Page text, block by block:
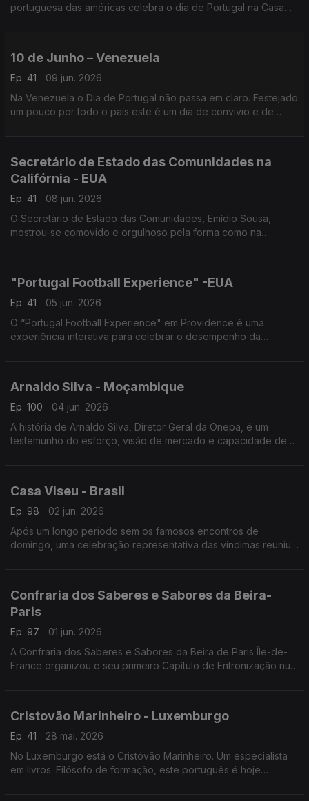
portuguesa das américas celebra o dia de Portugal na Casa
10 de Junho – Venezuela
Ep. 41
09 jun. 2026
Na Venezuela o Dia de Portugal não passa em claro. Festejado
um pouco por todo o país este é um dia de convívio e de
Secretário de Estado das Comunidades na
Califórnia - EUA
Ep. 41
08 jun. 2026
O Secretário de Estado das Comunidades, Emídio Sousa,
mostrou-se comovido e orgulhoso pela forma como na
"Portugal Football Experience" -EUA
Ep. 41
05 jun. 2026
O “Portugal Football Experience" em Providence é uma
experiência interativa para celebrar o desempenho da
Arnaldo Silva - Moçambique
Ep. 100
04 jun. 2026
A história de Arnaldo Silva, Diretor Geral da Onepa, é um
testemunho do esforço, visão de mercado e capacidade de
Casa Viseu - Brasil
Ep. 98
02 jun. 2026
Após um longo período sem os famosos encontros de
domingo, uma celebração representativa das vindimas reuniu
Confraria dos Saberes e Sabores da Beira-
Paris
Ep. 97
01 jun. 2026
A Confraria dos Saberes e Sabores da Beira de Paris Île-de-
France organizou o seu primeiro Capítulo de Entronização num
Cristovão Marinheiro - Luxemburgo
Ep. 41
28 mai. 2026
No Luxemburgo está o Cristóvão Marinheiro. Um especialista
em livros. Filósofo de formação, este português é hoje